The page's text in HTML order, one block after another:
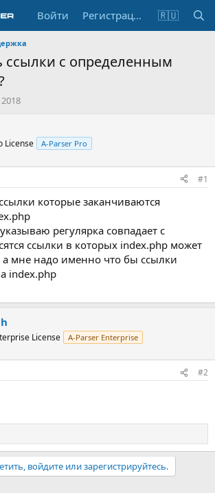
Войти Регистрация 🇷🇺
ссылки с определенным
License A-Parser Pro
#1
которые заканчиваются
регулярка совпадает с
ссылки в которых index.php может
а мне надо именно что бы ссылки
index.php
License A-Parser Enterprise
#2
войдите или зарегистрируйтесь.